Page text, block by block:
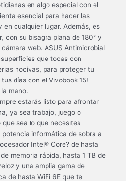
en algo especial con el
esencial para hacer las
en cualquier lugar. Además, es
con su bisagra plana de 180° y
web. ASUS Antimicrobial
que tocas con
nocivas, para proteger tu
días con el Vivobook 15!
mano.
estarás listo para afrontar
ya sea trabajo, juego o
sea lo que necesites
potencia informática de sobra a
Intel® Core? de hasta
memoria rápida, hasta 1 TB de
y una amplia gama de
de hasta WiFi 6E que te